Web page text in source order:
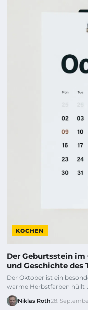
KOCHEN
Der Geburtsstein
und Geschichte des
Der Oktober ist ein
warme Herbstfarben hüllt
Niklas Roth28.